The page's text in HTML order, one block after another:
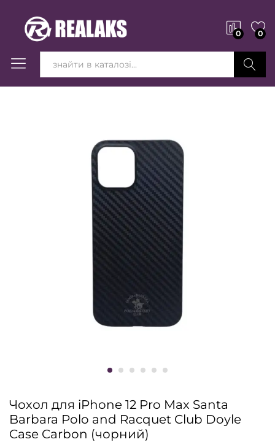
0 0
Вперед!
Чохол для iPhone 12 Pro Max Santa
Barbara Polo and Racquet Club Doyle
Case Carbon (чорний)